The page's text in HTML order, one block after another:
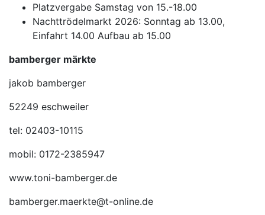
Platzvergabe Samstag von 15.-18.00
Nachttrödelmarkt 2026: Sonntag ab 13.00,
Einfahrt 14.00 Aufbau ab 15.00
bamberger märkte
jakob bamberger
52249 eschweiler
tel: 02403-10115
mobil: 0172-2385947
www.toni-bamberger.de
bamberger.maerkte@t-online.de